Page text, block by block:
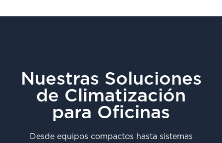
Nuestras Soluciones
de Climatización
para Oficinas
Desde equipos compactos hasta sistemas